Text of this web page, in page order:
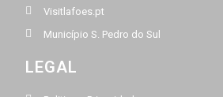
Visitlafoes.pt
Município S. Pedro do Sul
LEGAL